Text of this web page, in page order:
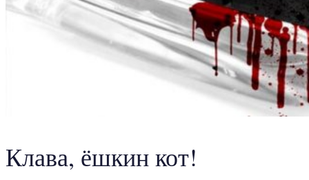
Клава, ёшкин кот!